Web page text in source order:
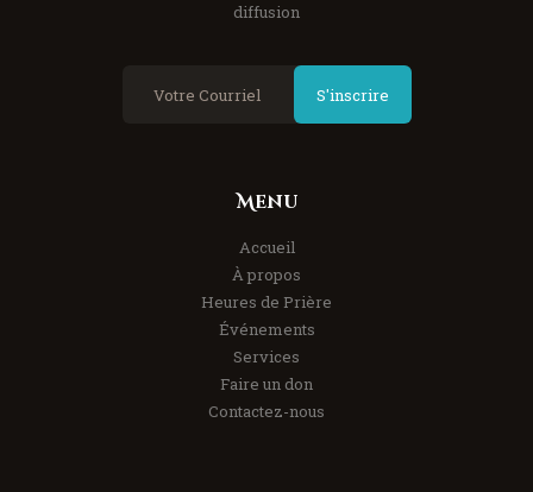
diffusion
S'inscrire
Menu
Accueil
À propos
Heures de Prière
Événements
Services
Faire un don
Contactez-nous